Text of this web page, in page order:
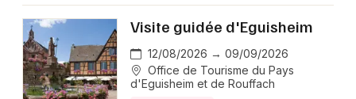
Visite guidée d'Eguisheim
12/08/2026 → 09/09/2026
Office de Tourisme du Pays
d'Eguisheim et de Rouffach